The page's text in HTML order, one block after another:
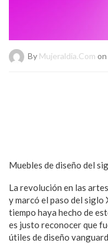
By Mujeraldia.com
Muebles de diseño del
La revolución en las
y marcó el paso del siglo
tiempo haya hecho de
es justo reconocer que
útiles de diseño